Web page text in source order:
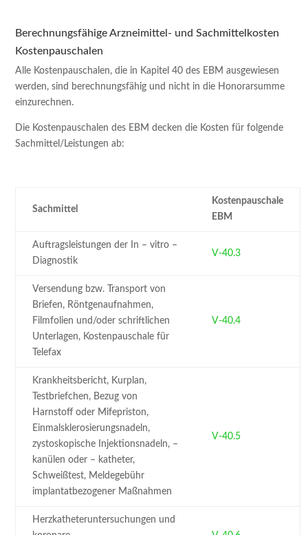
Berechnungsfähige Arzneimittel- und Sachmittelkosten
Kostenpauschalen
Alle Kostenpauschalen, die in Kapitel 40 des EBM ausgewiesen
werden, sind berechnungsfähig und nicht in die Honorarsumme
einzurechnen.
Die Kostenpauschalen des EBM decken die Kosten für folgende
Sachmittel/Leistungen ab:
Sachmittel
Kostenpauschale
EBM
Auftragsleistungen der In – vitro –
Diagnostik
V-40.3
Versendung bzw. Transport von
Briefen, Röntgenaufnahmen,
Filmfolien und/oder schriftlichen
Unterlagen, Kostenpauschale für
Telefax
V-40.4
Krankheitsbericht, Kurplan,
Testbriefchen, Bezug von
Harnstoff oder Mifepriston,
Einmalsklerosierungsnadeln,
zystoskopische Injektionsnadeln, –
kanülen oder – katheter,
Schweißtest, Meldegebühr
implantatbezogener Maßnahmen
V-40.5
Herzkatheteruntersuchungen und